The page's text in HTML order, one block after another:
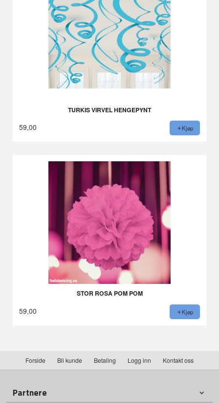
TURKIS VIRVEL HENGEPYNT
59,00 Kjøp
STOR ROSA POM POM
59,00 Kjøp
Forside Bli kunde Betaling Logg inn Kontakt oss
Partnere